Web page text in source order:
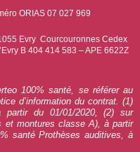
ORIAS 07 027 969
Evry Courcouronnes Cedex
B 404 414 583 – APE 6622Z
100% santé, se référer au
d’information du contrat. (1)
partir du 01/01/2020, (2) sur
et montures classe A), à partir
santé Prothèses auditives, à